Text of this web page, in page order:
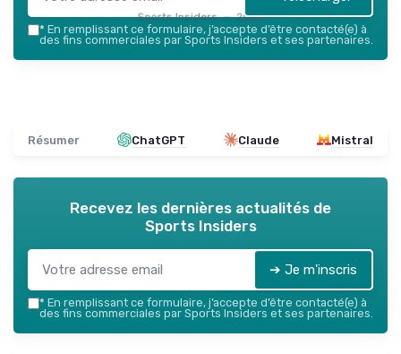
Sports Insiders — 2026
* En remplissant ce formulaire, j’accepte d’être contacté(e) à
des fins commerciales par Sports Insiders et ses partenaires.
Résumer ChatGPT Claude Mistral
Recevez les dernières actualités de
Sports Insiders
➔ Je m'inscris
* En remplissant ce formulaire, j’accepte d’être contacté(e) à
des fins commerciales par Sports Insiders et ses partenaires.